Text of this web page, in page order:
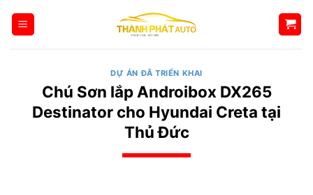
qua
DỰ ÁN ĐÃ TRIỂN KHAI
Chú Sơn lắp Androibox DX265
Destinator cho Hyundai Creta tại
Thủ Đức